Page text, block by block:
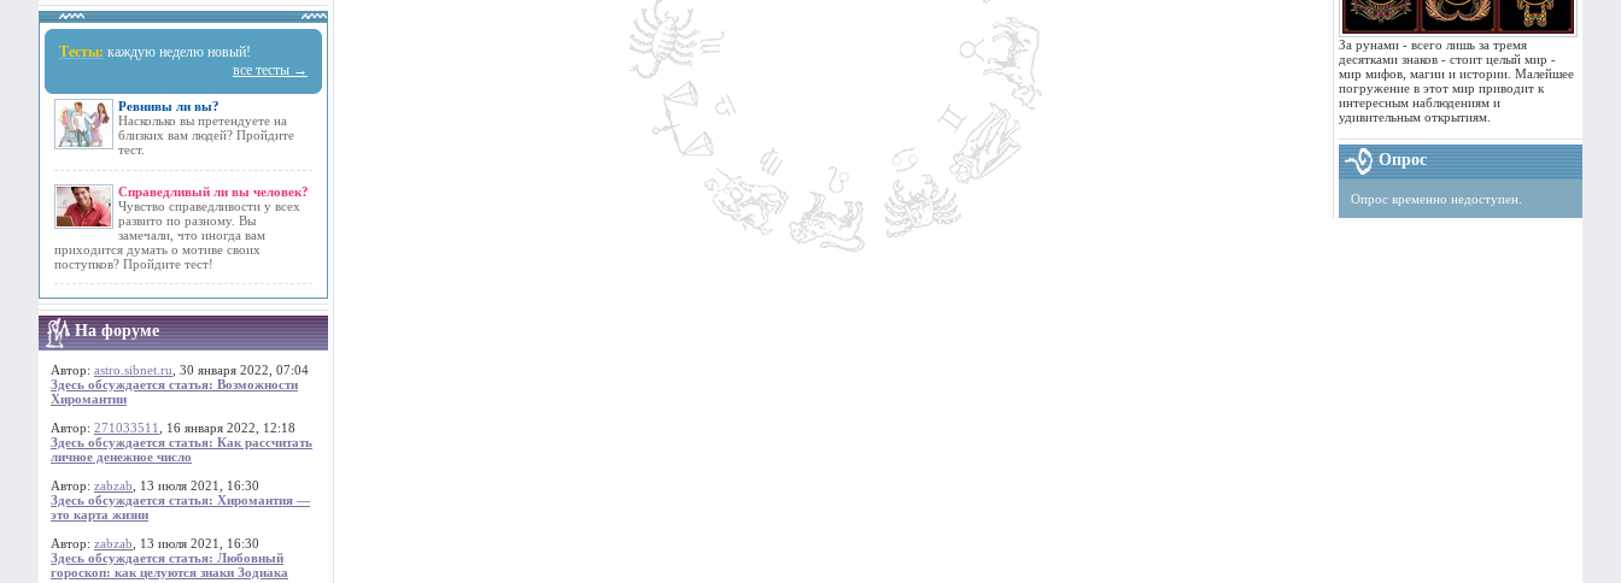
Тесты: каждую неделю новый!
все тесты →
Ревнивы ли вы?
Насколько вы претендуете на
близких вам людей? Пройдите
тест.
Справедливый ли вы человек?
Чувство справедливости у всех
развито по разному. Вы
замечали, что иногда вам
приходится думать о мотиве своих
поступков? Пройдите тест!
На форуме
Автор: astro.sibnet.ru , 30 января 2022, 07:04
Здесь обсуждается статья: Возможности
Хиромантии
Автор: 271033511
, 16 января 2022, 12:18
Здесь обсуждается статья: Как рассчитать
личное денежное число
Автор: zabzab , 13 июля 2021, 16:30
Здесь обсуждается статья: Хиромантия —
это карта жизни
Автор: zabzab , 13 июля 2021, 16:30
Здесь обсуждается статья: Любовный
гороскоп: как целуются знаки Зодиака
За рунами - всего лишь за тремя
десятками знаков - стоит целый мир -
мир мифов, магии и истории. Малейшее
погружение в этот мир приводит к
интересным наблюдениям и
удивительным открытиям.
Опрос
Опрос временно недоступен.